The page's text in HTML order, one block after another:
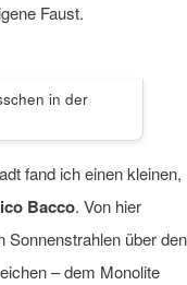
Faust.
in der
fand ich einen kleinen,
Bacco. Von hier
Sonnenstrahlen über den
– dem Monolite